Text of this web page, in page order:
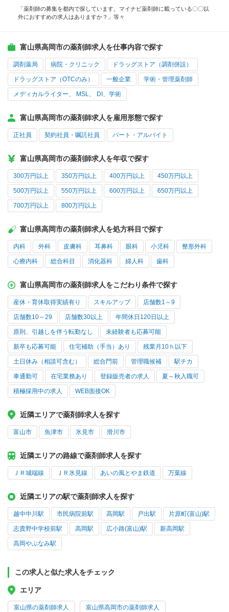
「薬剤師の募集を都内で探しています。マイナビ薬剤師に載っている〇〇以
外におすすめの求人はありますか？」等々
富山県高岡市の薬剤師求人を仕事内容で探す
調剤薬局 病院・クリニック ドラッグストア（調剤併設）
ドラッグストア（OTCのみ） 一般企業 学術・管理薬剤師
メディカルライター、 MSL、 DI、学術
富山県高岡市の薬剤師求人を雇用形態で探す
正社員 契約社員・嘱託社員 パート・アルバイト
富山県高岡市の薬剤師求人を年収で探す
300万円以上 350万円以上 400万円以上 450万円以上
500万円以上 550万円以上 600万円以上 650万円以上
700万円以上 800万円以上
富山県高岡市の薬剤師求人を処方科目で探す
内科 外科 皮膚科 耳鼻科 眼科 小児科 整形外科
心療内科 総合科目 消化器科 婦人科 歯科
富山県高岡市の薬剤師求人をこだわり条件で探す
産休・育休取得実績有り スキルアップ 店舗数1～9
店舗数10～29 店舗数30以上 年間休日120日以上
原則、引越しを伴う転勤なし 未経験者も応募可能
新卒も応募可能 住宅補助（手当）あり 残業月10ｈ以下
土日休み（相談可含む） 総合門前 管理職候補 駅チカ
車通勤可 在宅業務あり 登録販売者の求人 夏～秋入職可
積極採用中の求人 WEB面接OK
近隣エリアで薬剤師求人を探す
富山市 魚津市 氷見市 滑川市
近隣エリアの路線で薬剤師求人を探す
ＪＲ城端線 ＪＲ氷見線 あいの風とやま鉄道 万葉線
近隣エリアの駅で薬剤師求人を探す
越中中川駅 市民病院前駅 高岡駅 戸出駅 片原町(富山)駅
志貴野中学校前駅 高岡駅 広小路(富山)駅 新高岡駅
高岡やぶなみ駅
この求人と似た求人をチェック
エリア
富山県の薬剤師求人 富山県高岡市の薬剤師求人